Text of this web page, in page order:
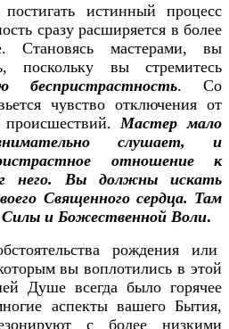
истинный процесс
сразу расширяется в более
Становясь мастерами, вы
поскольку вы стремитесь
беспристрастность. Со
чувство отключения от
Мастер мало
слушает, и
отношение к
него. Вы должны искать
Священного сердца. Там
и Божественной Воли.
рождения или
вы воплотились в этой
Душе всегда было горячее
аспекты вашего Бытия,
с более низкими